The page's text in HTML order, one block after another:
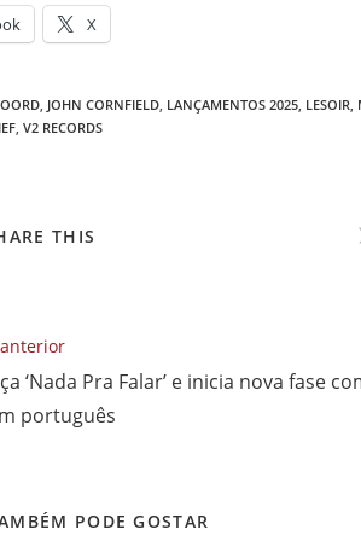
X
JOHN CORNFIELD LANÇAMENTOS 2025 LESOIR
V2 RECORDS
THIS
‘Nada Pra Falar’ e inicia nova fase
português
PODE GOSTAR